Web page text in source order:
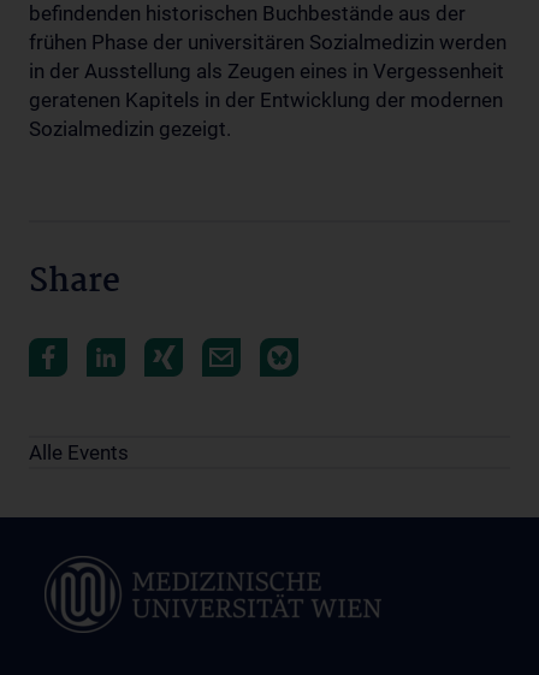
befindenden historischen Buchbestände aus der
frühen Phase der universitären Sozialmedizin werden
in der Ausstellung als Zeugen eines in Vergessenheit
geratenen Kapitels in der Entwicklung der modernen
Sozialmedizin gezeigt.
Share
Alle Events